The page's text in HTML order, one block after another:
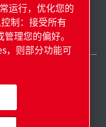
国际贸易有限公司版权
所有
运行，优化您的
制：接受所有
理您的偏好。
，则部分功能可